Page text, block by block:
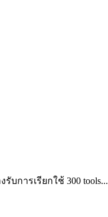
บการเรียกใช้ 300 tools...